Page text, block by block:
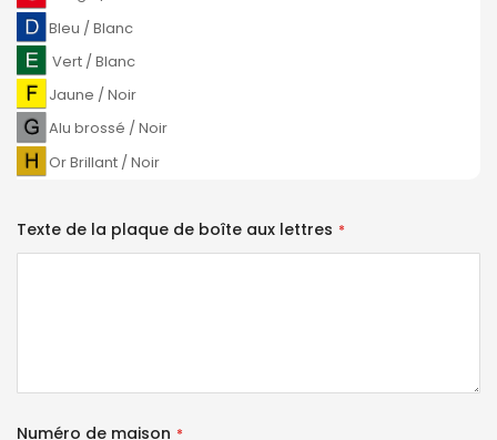
Bleu / Blanc
Vert / Blanc
Jaune / Noir
Alu brossé / Noir
Or Brillant / Noir
Texte de la plaque de boîte aux lettres
Numéro de maison